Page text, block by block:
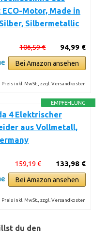
Motor, Made in
Silbermetallic
94,99 €
106,59 €
Bei Amazon ansehen
Preis inkl. MwSt., zzgl. Versandkosten
EMPFEHLUNG
4 Elektrischer
aus Vollmetall,
133,98 €
159,19 €
Bei Amazon ansehen
Preis inkl. MwSt., zzgl. Versandkosten
du den